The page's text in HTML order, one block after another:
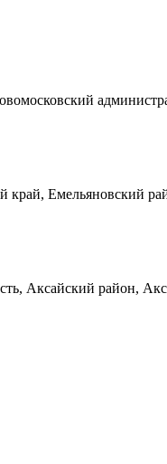
Емельяновский
Аксайский район,